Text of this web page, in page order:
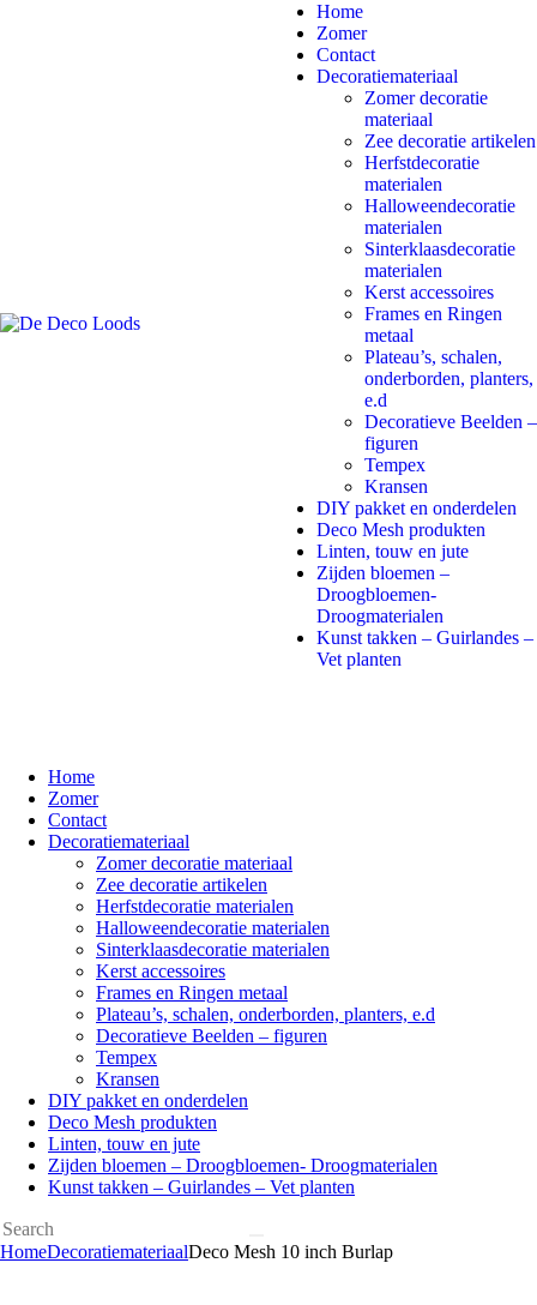
Home
Zomer
Contact
Decoratiemateriaal
Zomer decoratie
materiaal
Zee decoratie artikelen
Herfstdecoratie
materialen
Halloweendecoratie
materialen
Sinterklaasdecoratie
materialen
Kerst accessoires
Frames en Ringen
metaal
Plateau’s, schalen,
onderborden, planters,
e.d
Decoratieve Beelden –
figuren
Tempex
Kransen
DIY pakket en onderdelen
Deco Mesh produkten
Linten, touw en jute
Zijden bloemen –
Droogbloemen-
Droogmaterialen
Kunst takken – Guirlandes –
Vet planten
Home
Zomer
Contact
Decoratiemateriaal
Zomer decoratie materiaal
Zee decoratie artikelen
Herfstdecoratie materialen
Halloweendecoratie materialen
Sinterklaasdecoratie materialen
Kerst accessoires
Frames en Ringen metaal
Plateau’s, schalen, onderborden, planters, e.d
Decoratieve Beelden – figuren
Tempex
Kransen
DIY pakket en onderdelen
Deco Mesh produkten
Linten, touw en jute
Zijden bloemen – Droogbloemen- Droogmaterialen
Kunst takken – Guirlandes – Vet planten
HomeDecoratiemateriaalDeco Mesh 10 inch Burlap